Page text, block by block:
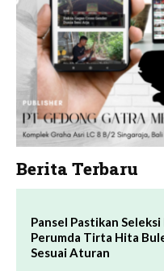
Berita Terbaru
Pansel Pastikan
Perumda Tirta Hita
Sesuai Aturan